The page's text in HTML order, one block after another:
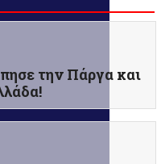
την Πάργα και